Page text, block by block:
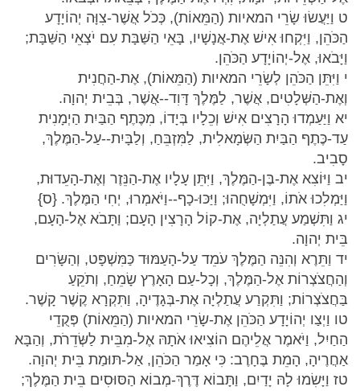
ט וַיַּעֲשׂוּ שָׂרֵי המאיות (הַמֵּאוֹת), כְּכֹל אֲשֶׁר-צִוָּה יְהוֹיָדָע
הַכֹּהֵן, וַיִּקְחוּ אִישׁ אֶת-אֲנָשָׁיו, בָּאֵי הַשַּׁבָּת עִם יֹצְאֵי הַשַּׁבָּת;
וַיָּבֹאוּ, אֶל-יְהוֹיָדָע הַכֹּהֵן.
י וַיִּתֵּן הַכֹּהֵן לְשָׂרֵי המאיות (הַמֵּאוֹת), אֶת-הַחֲנִית
וְאֶת-הַשְּׁלָטִים, אֲשֶׁר, לַמֶּלֶךְ דָּוִד--אֲשֶׁר, בְּבֵית יְהוָה.
יא וַיַּעַמְדוּ הָרָצִים אִישׁ וְכֵלָיו בְּיָדוֹ, מִכֶּתֶף הַבַּיִת הַיְמָנִית
עַד-כֶּתֶף הַבַּיִת הַשְּׂמָאלִית, לַמִּזְבֵּחַ, וְלַבָּיִת--עַל-הַמֶּלֶךְ,
סָבִיב.
יב וַיּוֹצִא אֶת-בֶּן-הַמֶּלֶךְ, וַיִּתֵּן עָלָיו אֶת-הַנֵּזֶר וְאֶת-הָעֵדוּת,
וַיַּמְלִכוּ אֹתוֹ, וַיִּמְשָׁחֻהוּ; וַיַּכּוּ-כָף--וַיֹּאמְרוּ, יְחִי הַמֶּלֶךְ. {ס}
יג וַתִּשְׁמַע עֲתַלְיָה, אֶת-קוֹל הָרָצִין הָעָם; וַתָּבֹא אֶל-הָעָם,
בֵּית יְהוָה.
יד וַתֵּרֶא וְהִנֵּה הַמֶּלֶךְ עֹמֵד עַל-הָעַמּוּד כַּמִּשְׁפָּט, וְהַשָּׂרִים
וְהַחֲצֹצְרוֹת אֶל-הַמֶּלֶךְ, וְכָל-עַם הָאָרֶץ שָׂמֵחַ, וְתֹקֵעַ
בַּחֲצֹצְרוֹת; וַתִּקְרַע עֲתַלְיָה אֶת-בְּגָדֶיהָ, וַתִּקְרָא קֶשֶׁר קָשֶׁר.
טו וַיְצַו יְהוֹיָדָע הַכֹּהֵן אֶת-שָׂרֵי המאיות (הַמֵּאוֹת) פְּקֻדֵי
הַחַיִל, וַיֹּאמֶר אֲלֵיהֶם הוֹצִיאוּ אֹתָהּ אֶל-מִבֵּית לַשְּׂדֵרֹת, וְהַבָּא
אַחֲרֶיהָ, הָמֵת בֶּחָרֶב: כִּי אָמַר הַכֹּהֵן, אַל-תּוּמַת בֵּית יְהוָה.
טז וַיָּשִׂמוּ לָהּ יָדַיִם, וַתָּבוֹא דֶּרֶךְ-מְבוֹא הַסּוּסִים בֵּית הַמֶּלֶךְ;